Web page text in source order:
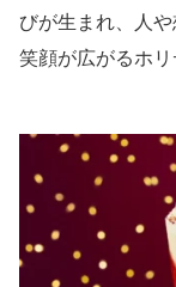
びが生まれ、人
笑顔が広がるホ